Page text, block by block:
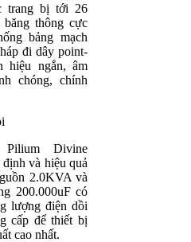
trang bị tới 26
thông cực
bảng mạch
đi dây point-
hiệu ngắn, âm
chóng, chính
Pilium Divine
và hiệu quả
2.0KVA và
200.000uF có
lượng điện dồi
cấp để thiết bị
cao nhất.